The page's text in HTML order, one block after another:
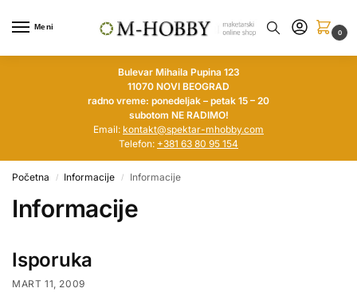
Meni
0
Bulevar Mihaila Pupina 123
11070 NOVI BEOGRAD
radno vreme: ponedeljak – petak 15 – 20
subotom NE RADIMO!
Email: kontakt@spektar-mhobby.com
Telefon: +381 63 80 95 154
Početna / Informacije / Informacije
Informacije
Isporuka
MART 11, 2009